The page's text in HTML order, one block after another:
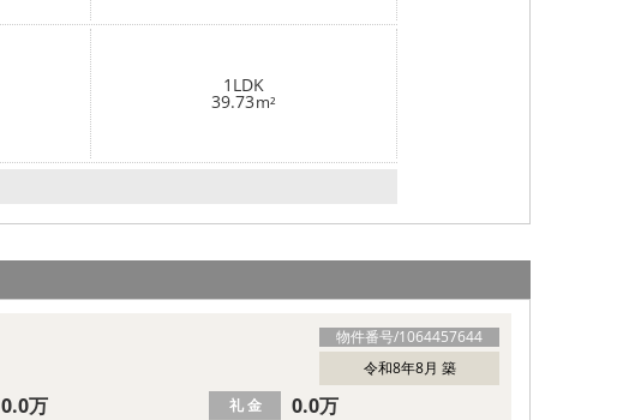
1LDK
39.73m²
物件番号/1064457644
令和8年8月 築
0.0万 礼 金 0.0万